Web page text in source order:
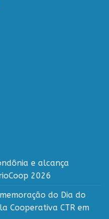
e alcança
2026
do Dia do
Cooperativa CTR em